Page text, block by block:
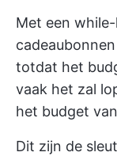
Met een
totdat het
vaak het zal
het budget
Dit zijn de